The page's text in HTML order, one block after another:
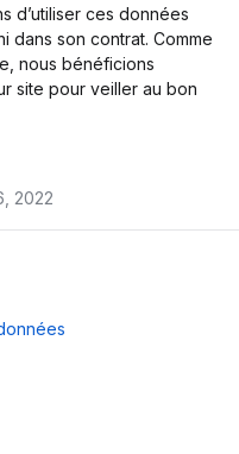
d’utiliser ces données
dans son contrat. Comme
nous bénéficions
site pour veiller au bon
2022